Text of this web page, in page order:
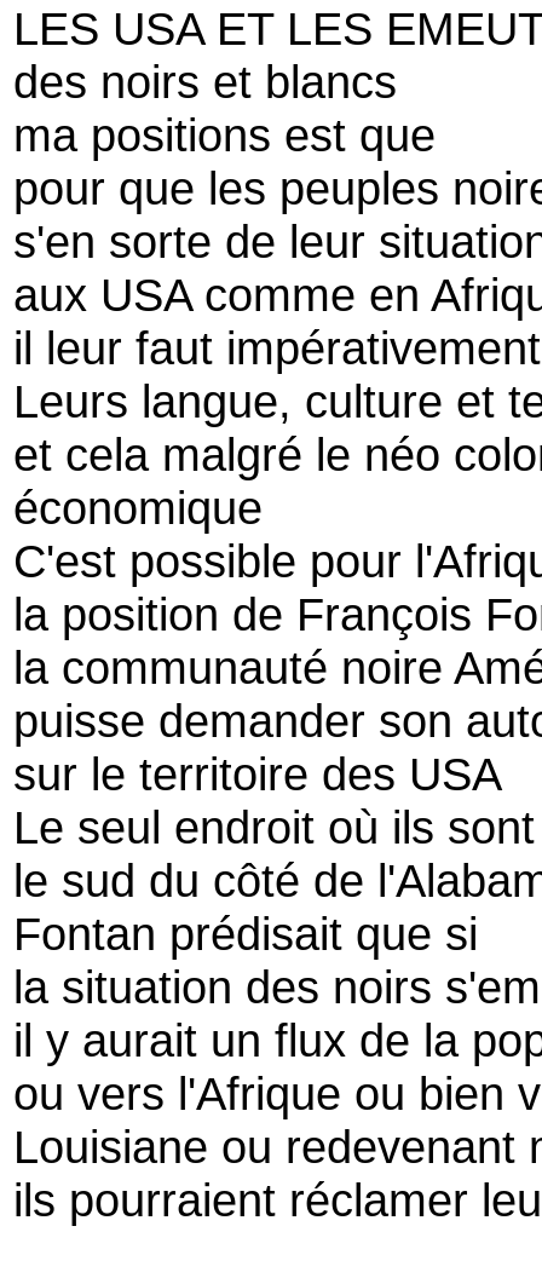
LES USA ET LES
des noirs et blancs
ma positions est que
pour que les peuples
s'en sorte de leur
aux USA comme en
il leur faut
Leurs langue, culture et
et cela malgré le néo
économique
C'est possible pour
la position de François
la communauté noire
puisse demander son
sur le territoire des USA
Le seul endroit où ils
le sud du côté de
Fontan prédisait que si
la situation des noirs
il y aurait un flux de la
ou vers l'Afrique ou bien
Louisiane ou redevenant
ils pourraient réclamer